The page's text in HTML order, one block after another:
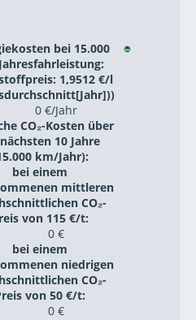
bei 15.000
1,9512 €/l
0 €/Jahr
CO₂-Kosten über
10 Jahre
km/Jahr):
bei einem
mittleren
CO₂-
von 115 €/t:
0 €
bei einem
niedrigen
CO₂-
von 50 €/t:
0 €